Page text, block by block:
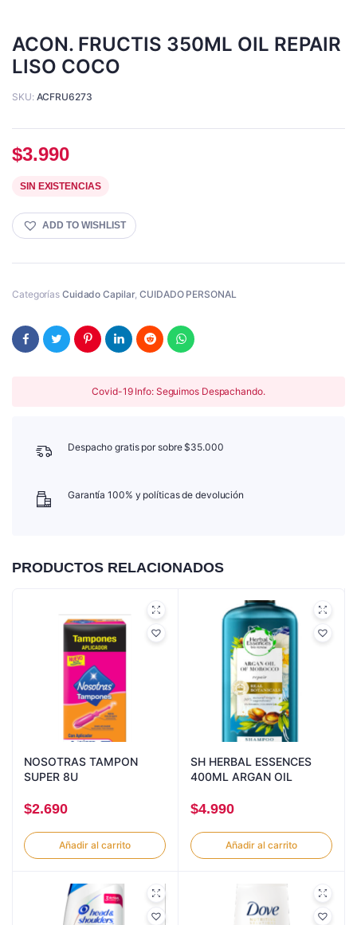
ACON. FRUCTIS 350ML OIL REPAIR
LISO COCO
SKU: ACFRU6273
$3.990
SIN EXISTENCIAS
ADD TO WISHLIST
Categorías Cuidado Capilar,CUIDADO PERSONAL
Covid-19 Info: Seguimos Despachando.
Despacho gratis por sobre $35.000
Garantía 100% y políticas de devolución
PRODUCTOS RELACIONADOS
NOSOTRAS TAMPON
SUPER 8U
$2.690
Añadir al carrito
SH HERBAL ESSENCES
400ML ARGAN OIL
$4.990
Añadir al carrito